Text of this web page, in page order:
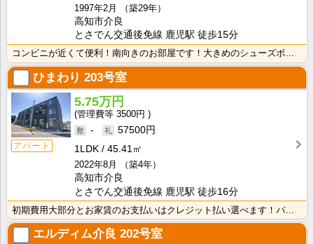
1997年2月
（築29年）
高知市介良
とさでん交通後免線 鹿児駅 徒歩15分
ひまわり 203号室
アパート
5.75万円
3500円
-
57500円
1LDK
45.41㎡
2022年8月
（築4年）
高知市介良
とさでん交通後免線 鹿児駅 徒歩16分
初期費用大部分とお家賃のお支払いはクレジット払い選べます！バス・トイレ別なので、ゆったり湯船に浸かれ･･･
エルディム介良 202号室